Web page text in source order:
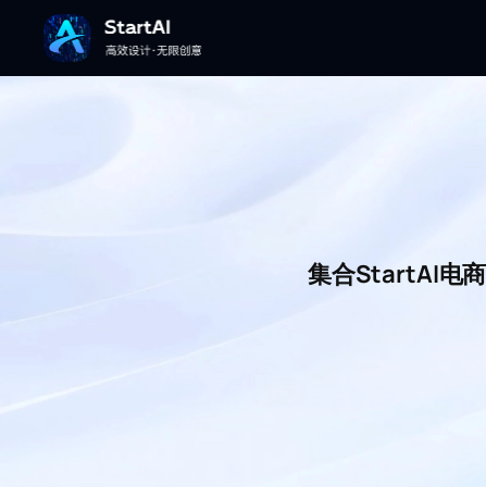
集合StartAI电